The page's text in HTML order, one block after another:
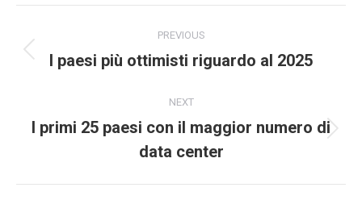
PREVIOUS
I paesi più ottimisti riguardo al 2025
NEXT
I primi 25 paesi con il maggior numero di
data center